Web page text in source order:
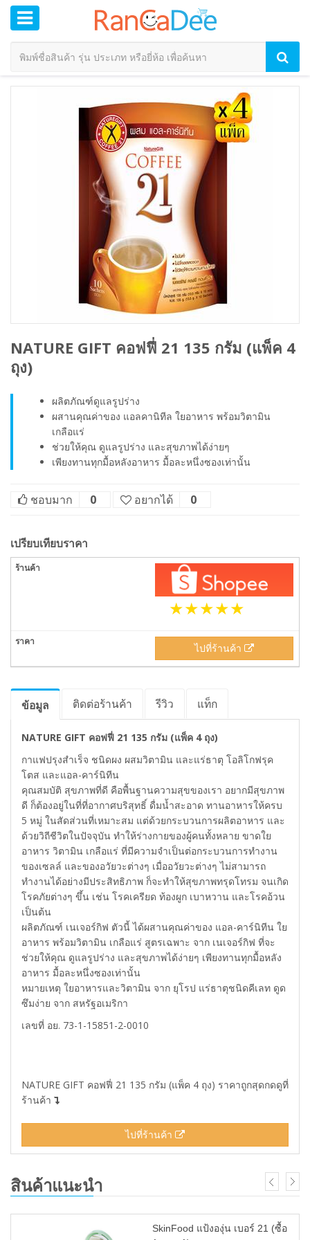
NATURE GIFT คอฟฟี่ 21 135 กรัม (แพ็ค 4
ถุง)
ผลิตภัณฑ์ดูแลรูปร่าง
ผสานคุณค่าของ แอลคานิทีล ใยอาหาร พร้อมวิตามิน
เกลือแร่
ช่วยให้คุณ ดูแลรูปร่าง และสุขภาพได้ง่ายๆ
เพียงทานทุกมื้อหลังอาหาร มื้อละหนึ่งซองเท่านั้น
ชอบมาก 0 อยากได้ 0
เปรียบเทียบราคา
ไปที่ร้านค้า
ข้อมูล ติดต่อร้านค้า รีวิว แท็ก
NATURE GIFT คอฟฟี่ 21 135 กรัม (แพ็ค 4 ถุง)
กาแฟปรุงสำเร็จ ชนิดผง ผสมวิตามิน และแร่ธาตุ โอลิโกฟรุค
โตส และแอล-คาร์นิทีน
คุณสมบัติ สุขภาพที่ดี คือพื้นฐานความสุขของเรา อยากมีสุขภาพ
ดี ก็ต้องอยู่ในที่ที่อากาศบริสุทธิ์ ดื่มน้ำสะอาด ทานอาหารให้ครบ
5 หมู่ ในสัดส่วนที่เหมาะสม แต่ด้วยกระบวนการผลิตอาหาร และ
ด้วยวิถีชีวิตในปัจจุบัน ทำให้ร่างกายของผู้คนทั้งหลาย ขาดใย
อาหาร วิตามิน เกลือแร่ ที่มีความจำเป็นต่อกระบวนการทำงาน
ของเซลล์ และของอวัยวะต่างๆ เมื่ออวัยวะต่างๆ ไม่สามารถ
ทำงานได้อย่างมีประสิทธิภาพ ก็จะทำให้สุขภาพทรุดโทรม จนเกิด
โรคภัยต่างๆ ขึ้น เช่น โรคเครียด ท้องผูก เบาหวาน และโรคอ้วน
เป็นต้น
ผลิตภัณฑ์ เนเจอร์กิฟ ตัวนี้ ได้ผสานคุณค่าของ แอล-คาร์นิทีน ใย
อาหาร พร้อมวิตามิน เกลือแร่ สูตรเฉพาะ จาก เนเจอร์กิฟ ที่จะ
ช่วยให้คุณ ดูแลรูปร่าง และสุขภาพได้ง่ายๆ เพียงทานทุกมื้อหลัง
อาหาร มื้อละหนึ่งซองเท่านั้น
หมายเหตุ ใยอาหารและวิตามิน จาก ยุโรป แร่ธาตุชนิดคีเลท ดูด
ซึมง่าย จาก สหรัฐอเมริกา
เลขที่ อย. 73-1-15851-2-0010
NATURE GIFT คอฟฟี่ 21 135 กรัม (แพ็ค 4 ถุง) ราคาถูกสุดกดดูที่
ร้านค้า
ไปที่ร้านค้า
สินค้าแนะนำ
SkinFood แป้งองุ่น เบอร์ 21 (ซื้อ